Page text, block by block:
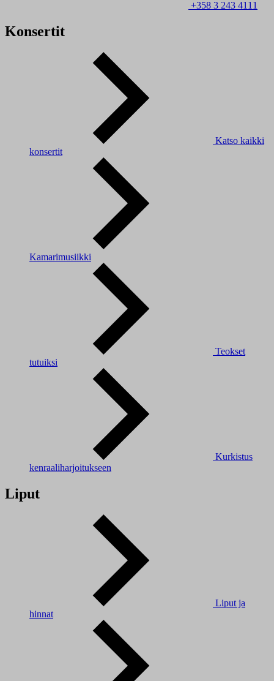
+358 3 243 4111
Konsertit
Katso kaikki
konsertit
Kamarimusiikki
Teokset
tutuiksi
Kurkistus
kenraaliharjoitukseen
Liput
Liput ja
hinnat